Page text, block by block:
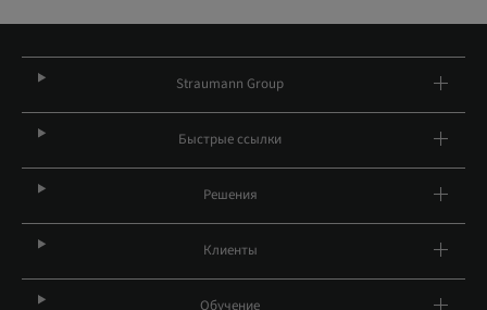
Straumann Group
Быстрые ссылки
Решения
Клиенты
Обучение